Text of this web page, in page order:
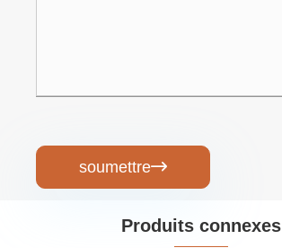
soumettre
Produits connexes